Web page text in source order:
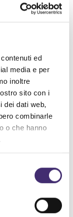
ed
media e per
inoltre
sito con i
dei dati web,
combinarle
o che hanno
nel
di interessi.
con quelle
con i quali è
l’applicazione
ricevere sul
dalle varie